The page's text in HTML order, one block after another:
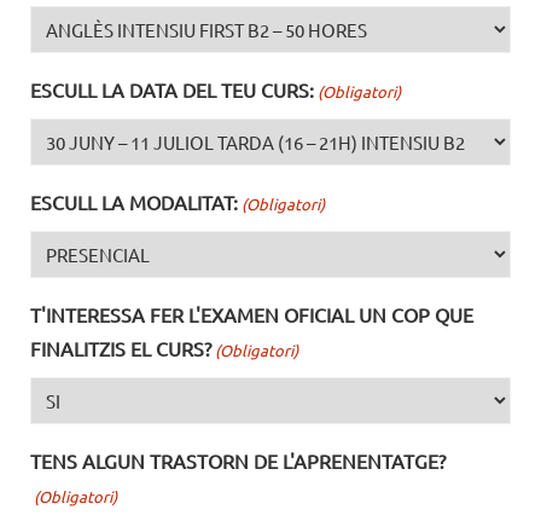
ESCULL LA DATA DEL TEU CURS: (Obligatori)
ESCULL LA MODALITAT: (Obligatori)
T'INTERESSA FER L'EXAMEN OFICIAL UN COP QUE
FINALITZIS EL CURS? (Obligatori)
TENS ALGUN TRASTORN DE L'APRENENTATGE?
(Obligatori)